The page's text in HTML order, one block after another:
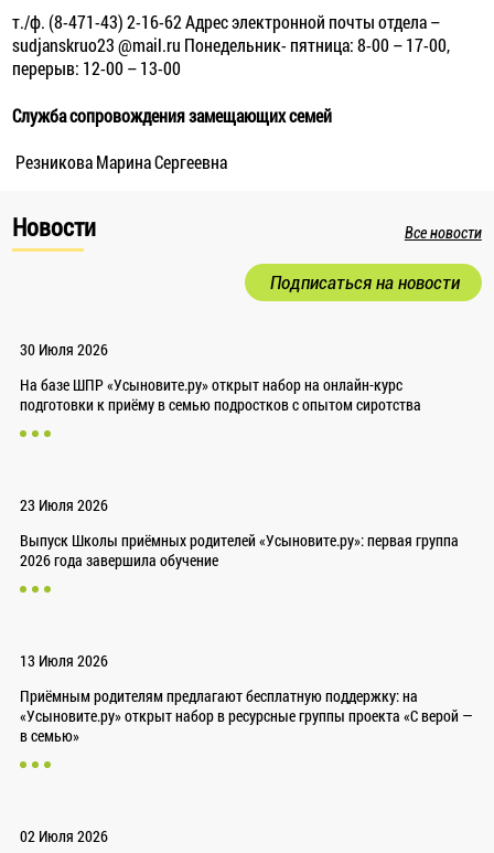
т./ф. (8-471-43) 2-16-62 Адрес электронной почты отдела –
sudjanskruo23 @mail.ru Понедельник- пятница: 8-00 – 17-00,
перерыв: 12-00 – 13-00
Служба сопровождения замещающих семей
Резникова Марина Сергеевна
Новости Все новости
Подписаться на новости
30 Июля 2026
На базе ШПР «Усыновите.ру» открыт набор на онлайн-курс
подготовки к приёму в семью подростков с опытом сиротства
23 Июля 2026
Выпуск Школы приёмных родителей «Усыновите.ру»: первая группа
2026 года завершила обучение
13 Июля 2026
Приёмным родителям предлагают бесплатную поддержку: на
«Усыновите.ру» открыт набор в ресурсные группы проекта «С верой —
в семью»
02 Июля 2026